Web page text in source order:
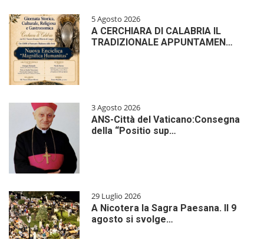
5 Agosto 2026
A CERCHIARA DI CALABRIA IL
TRADIZIONALE APPUNTAMEN…
3 Agosto 2026
ANS-Città del Vaticano:Consegna
della “Positio sup…
29 Luglio 2026
A Nicotera la Sagra Paesana. Il 9
agosto si svolge…